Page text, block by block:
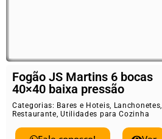
Fogão JS Martins 6 bocas
40×40 baixa pressão
Categorias: Bares e Hoteis, Lanchonetes,
Restaurante,Utilidades para Cozinha